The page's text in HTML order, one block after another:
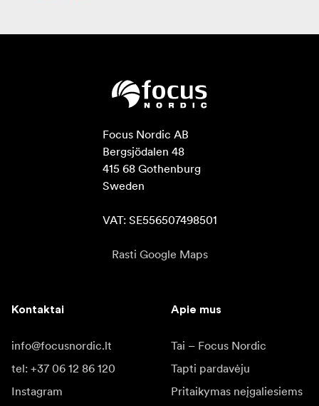
Focus Nordic AB
Bergsjödalen 48
415 68 Gothenburg
Sweden
VAT: SE556507498501
Rasti Google Maps
Kontaktai
info@focusnordic.lt
tel: +37 06 12 86 120
Instagram
Apie mus
Tai – Focus Nordic
Tapti pardavėju
Pritaikymas neįgaliesiems